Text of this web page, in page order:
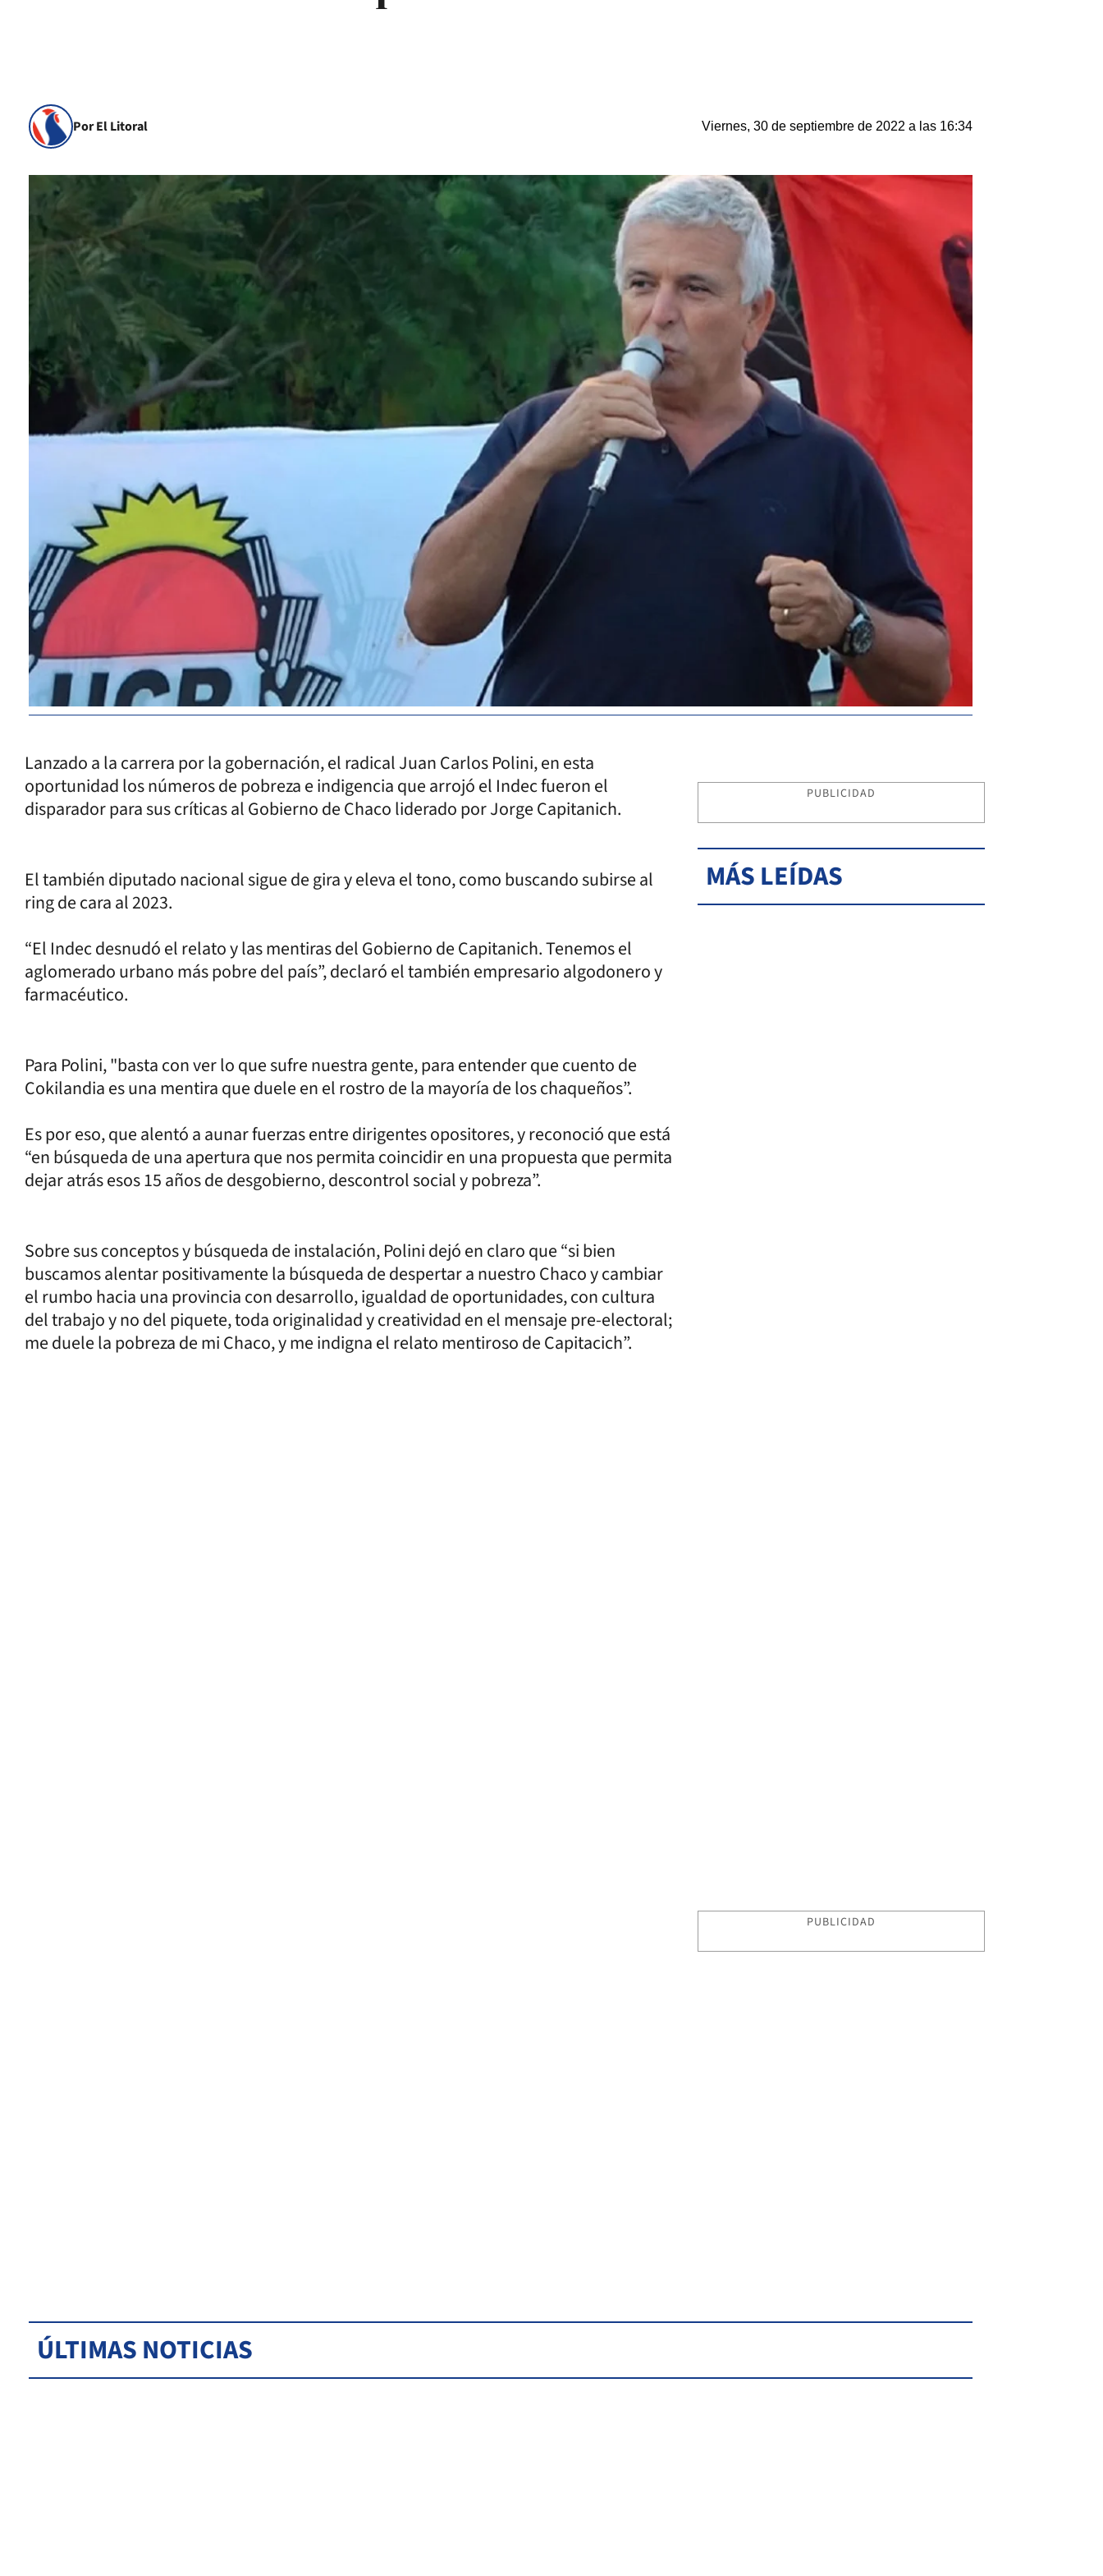
Por El Litoral Viernes, 30 de septiembre de 2022 a las 16:34
Lanzado a la carrera por la gobernación, el radical Juan Carlos Polini, en esta
oportunidad los números de pobreza e indigencia que arrojó el Indec fueron el
disparador para sus críticas al Gobierno de Chaco liderado por Jorge Capitanich.
El también diputado nacional sigue de gira y eleva el tono, como buscando subirse al
ring de cara al 2023.
“El Indec desnudó el relato y las mentiras del Gobierno de Capitanich. Tenemos el
aglomerado urbano más pobre del país”, declaró el también empresario algodonero y
farmacéutico.
Para Polini, "basta con ver lo que sufre nuestra gente, para entender que cuento de
Cokilandia es una mentira que duele en el rostro de la mayoría de los chaqueños”.
Es por eso, que alentó a aunar fuerzas entre dirigentes opositores, y reconoció que está
“en búsqueda de una apertura que nos permita coincidir en una propuesta que permita
dejar atrás esos 15 años de desgobierno, descontrol social y pobreza”.
Sobre sus conceptos y búsqueda de instalación, Polini dejó en claro que “si bien
buscamos alentar positivamente la búsqueda de despertar a nuestro Chaco y cambiar
el rumbo hacia una provincia con desarrollo, igualdad de oportunidades, con cultura
del trabajo y no del piquete, toda originalidad y creatividad en el mensaje pre-electoral;
me duele la pobreza de mi Chaco, y me indigna el relato mentiroso de Capitacich”.
PUBLICIDAD
MÁS LEÍDAS
PUBLICIDAD
ÚLTIMAS NOTICIAS